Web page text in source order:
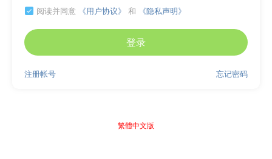
 阅读并同意 《用户协议》 和 《隐私声明》
登录
忘记密码
注册帐号
繁體中文版